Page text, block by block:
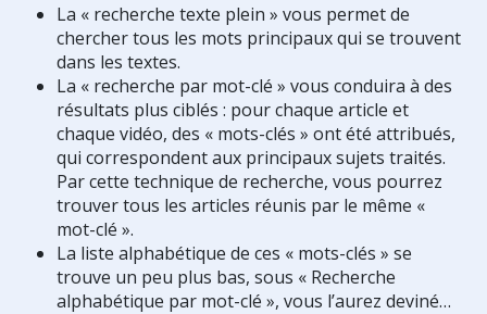
La « recherche texte plein » vous permet de
chercher tous les mots principaux qui se trouvent
dans les textes.
La « recherche par mot-clé » vous conduira à des
résultats plus ciblés : pour chaque article et
chaque vidéo, des « mots-clés » ont été attribués,
qui correspondent aux principaux sujets traités.
Par cette technique de recherche, vous pourrez
trouver tous les articles réunis par le même «
mot-clé ».
La liste alphabétique de ces « mots-clés » se
trouve un peu plus bas, sous « Recherche
alphabétique par mot-clé », vous l’aurez deviné…